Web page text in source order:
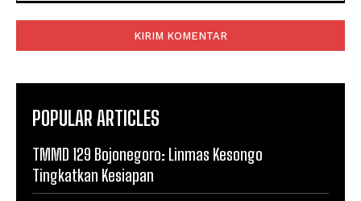
POPULAR ARTICLES
TMMD 129 Bojonegoro: Linmas Kesongo
Tingkatkan Kesiapan